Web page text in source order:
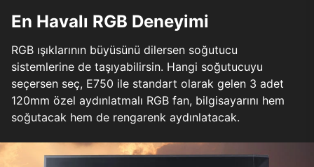
En Havalı RGB Deneyimi
RGB ışıklarının büyüsünü dilersen soğutucu
sistemlerine de taşıyabilirsin. Hangi soğutucuyu
seçersen seç, E750 ile standart olarak gelen 3 adet
120mm özel aydınlatmalı RGB fan, bilgisayarını hem
soğutacak hem de rengarenk aydınlatacak.